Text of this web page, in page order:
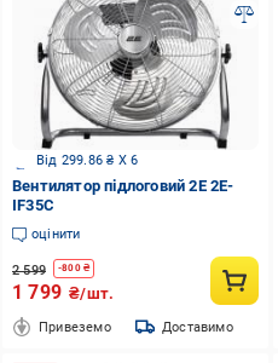
Від 299.86 ₴ X 6
Вентилятор підлоговий 2E 2E-
IF35C
оцінити
2 599 -800₴
1 799 ₴/шт.
Привеземо Доставимо